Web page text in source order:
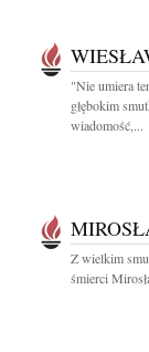
"Nie umiera
głębokim
wiadomość,...
Z wielkim
śmierci